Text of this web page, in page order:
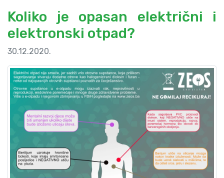
Koliko je opasan električni i
elektronski otpad?
30.12.2020.